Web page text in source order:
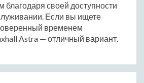
благодаря своей доступности
Если вы ищете
временем
Astra — отличный вариант.